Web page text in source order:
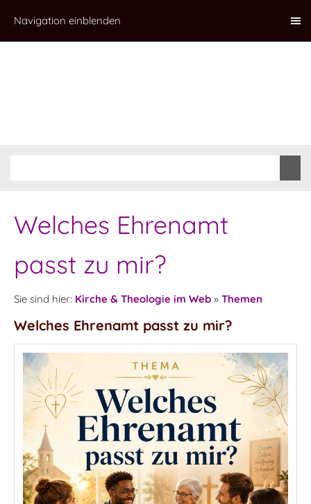
Navigation einblenden
Welches Ehrenamt
passt zu mir?
Sie sind hier: Kirche & Theologie im Web » Themen
Welches Ehrenamt passt zu mir?